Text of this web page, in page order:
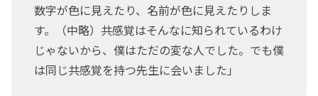
数字が色に見えたり、名前が色に見えたりしま
す。（中略）共感覚はそんなに知られているわけ
じゃないから、僕はただの変な人でした。でも僕
は同じ共感覚を持つ先生に会いました」